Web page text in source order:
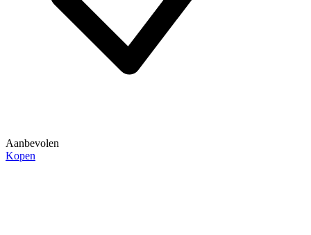
Aanbevolen
Kopen